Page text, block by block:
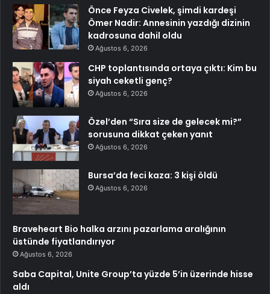
Önce Feyza Civelek, şimdi kardeşi
Ömer Nadir: Annesinin yazdığı dizinin
kadrosuna dahil oldu
Ağustos 6, 2026
CHP toplantısında ortaya çıktı: Kim bu
siyah ceketli genç?
Ağustos 6, 2026
Özel’den “Sıra size de gelecek mi?”
sorusuna dikkat çeken yanıt
Ağustos 6, 2026
Bursa’da feci kaza: 3 kişi öldü
Ağustos 6, 2026
Braveheart Bio halka arzını pazarlama aralığının
üstünde fiyatlandırıyor
Ağustos 6, 2026
Saba Capital, Unite Group’ta yüzde 5’in üzerinde hisse
aldı